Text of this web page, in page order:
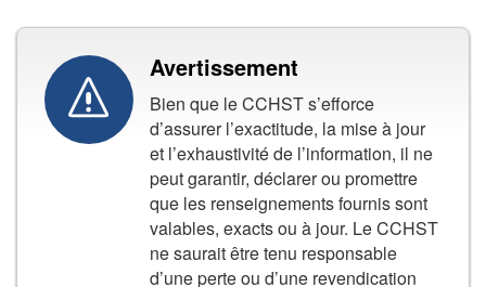
Avertissement
Bien que le CCHST s’efforce
d’assurer l’exactitude, la mise à jour
et l’exhaustivité de l’information, il ne
peut garantir, déclarer ou promettre
que les renseignements fournis sont
valables, exacts ou à jour. Le CCHST
ne saurait être tenu responsable
d’une perte ou d’une revendication